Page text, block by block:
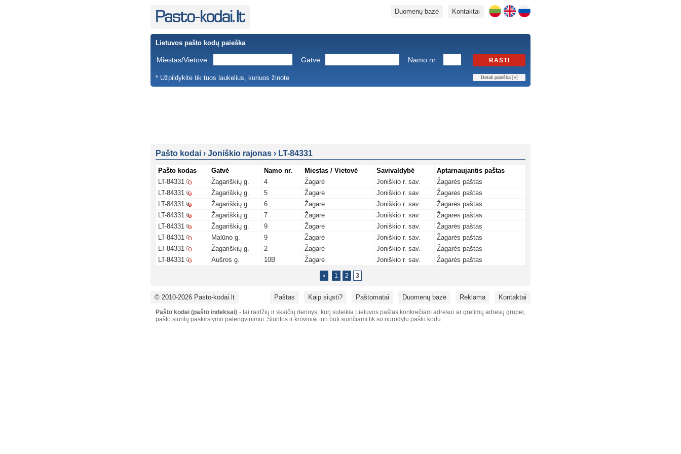
Kontaktai
Duomenų bazė
Lietuvos pašto kodų paieška
Miestas/Vietovė Gatvė Namo nr. RASTI
* Užpildykite tik tuos laukelius, kuriuos žinote Detali paieška [+]
Pašto kodai › Joniškio rajonas › LT-84331
Pašto kodas Gatvė Namo nr. Miestas / Vietovė Savivaldybė
Aptarnaujantis paštas
LT-84331
Žagariškių g. 4 Žagarė Joniškio r. sav.
Žagarės paštas
LT-84331
Žagariškių g. 5 Žagarė Joniškio r. sav.
Žagarės paštas
LT-84331
Žagariškių g. 6 Žagarė Joniškio r. sav.
Žagarės paštas
LT-84331
Žagariškių g. 7 Žagarė Joniškio r. sav.
Žagarės paštas
LT-84331
Žagariškių g. 9 Žagarė Joniškio r. sav.
Žagarės paštas
LT-84331
Malūno g. 9 Žagarė Joniškio r. sav.
Žagarės paštas
LT-84331
Žagariškių g. 2 Žagarė Joniškio r. sav.
Žagarės paštas
LT-84331
Aušros g. 10B Žagarė Joniškio r. sav. Žagarės paštas
« 1 2 3
© 2010-2026 Pasto-kodai.lt Paštas Kaip siųsti? Paštomatai Duomenų bazė Reklama Kontaktai
Pašto kodai (pašto indeksai) - tai raidžių ir skaičių derinys, kurį suteikia Lietuvos paštas konkrečiam adresui ar gretimų adresų grupei,
pašto siuntų paskirstymo palengvinimui. Siuntos ir kroviniai turi būti siunčiami tik su nurodytu pašto kodu.